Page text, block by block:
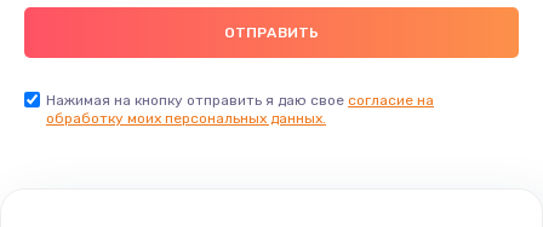
Нажимая на кнопку отправить я даю свое согласие на
обработку моих персональных данных.